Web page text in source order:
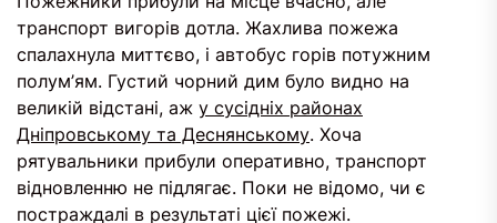
транспорт вигорів дотла. Жахлива пожежа
спалахнула миттєво, і автобус горів потужним
полум’ям. Густий чорний дим було видно на
великій відстані, аж у сусідніх районах
Дніпровському та Деснянському. Хоча
рятувальники прибули оперативно, транспорт
відновленню не підлягає. Поки не відомо, чи є
постраждалі в результаті цієї пожежі.